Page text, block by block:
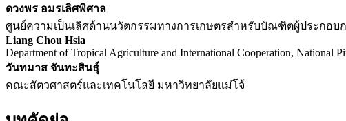
ดวงพร อมรเลิศพิศาล
ศูนย์ความเป็นเลิศด้านนวัตกรรมทางการเกษตรสำหรับบัณฑิตผู้ประกอ
Liang Chou Hsia
Department of Tropical Agriculture and International Cooperation, National
วันทมาส จันทะสินธุ์
คณะสัตวศาสตร์และเทคโนโลยี มหาวิทยาลัยแม่โจ้